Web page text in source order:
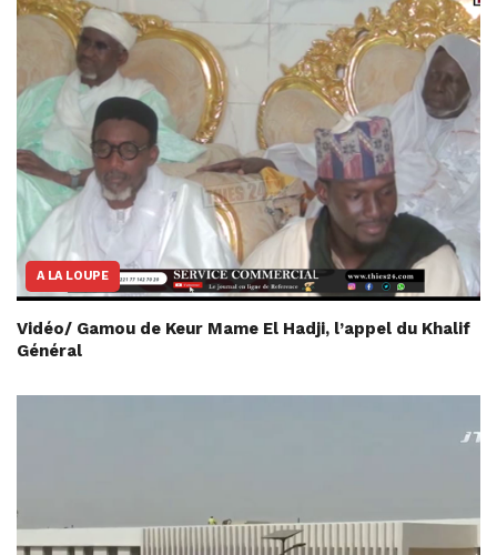
A LA LOUPE
Vidéo/ Gamou de Keur Mame El Hadji, l’appel du Khalif
Général